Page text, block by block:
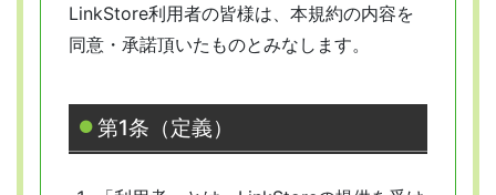
LinkStore利用者の皆様は、本規約の内容を
同意・承諾頂いたものとみなします。
第1条（定義）